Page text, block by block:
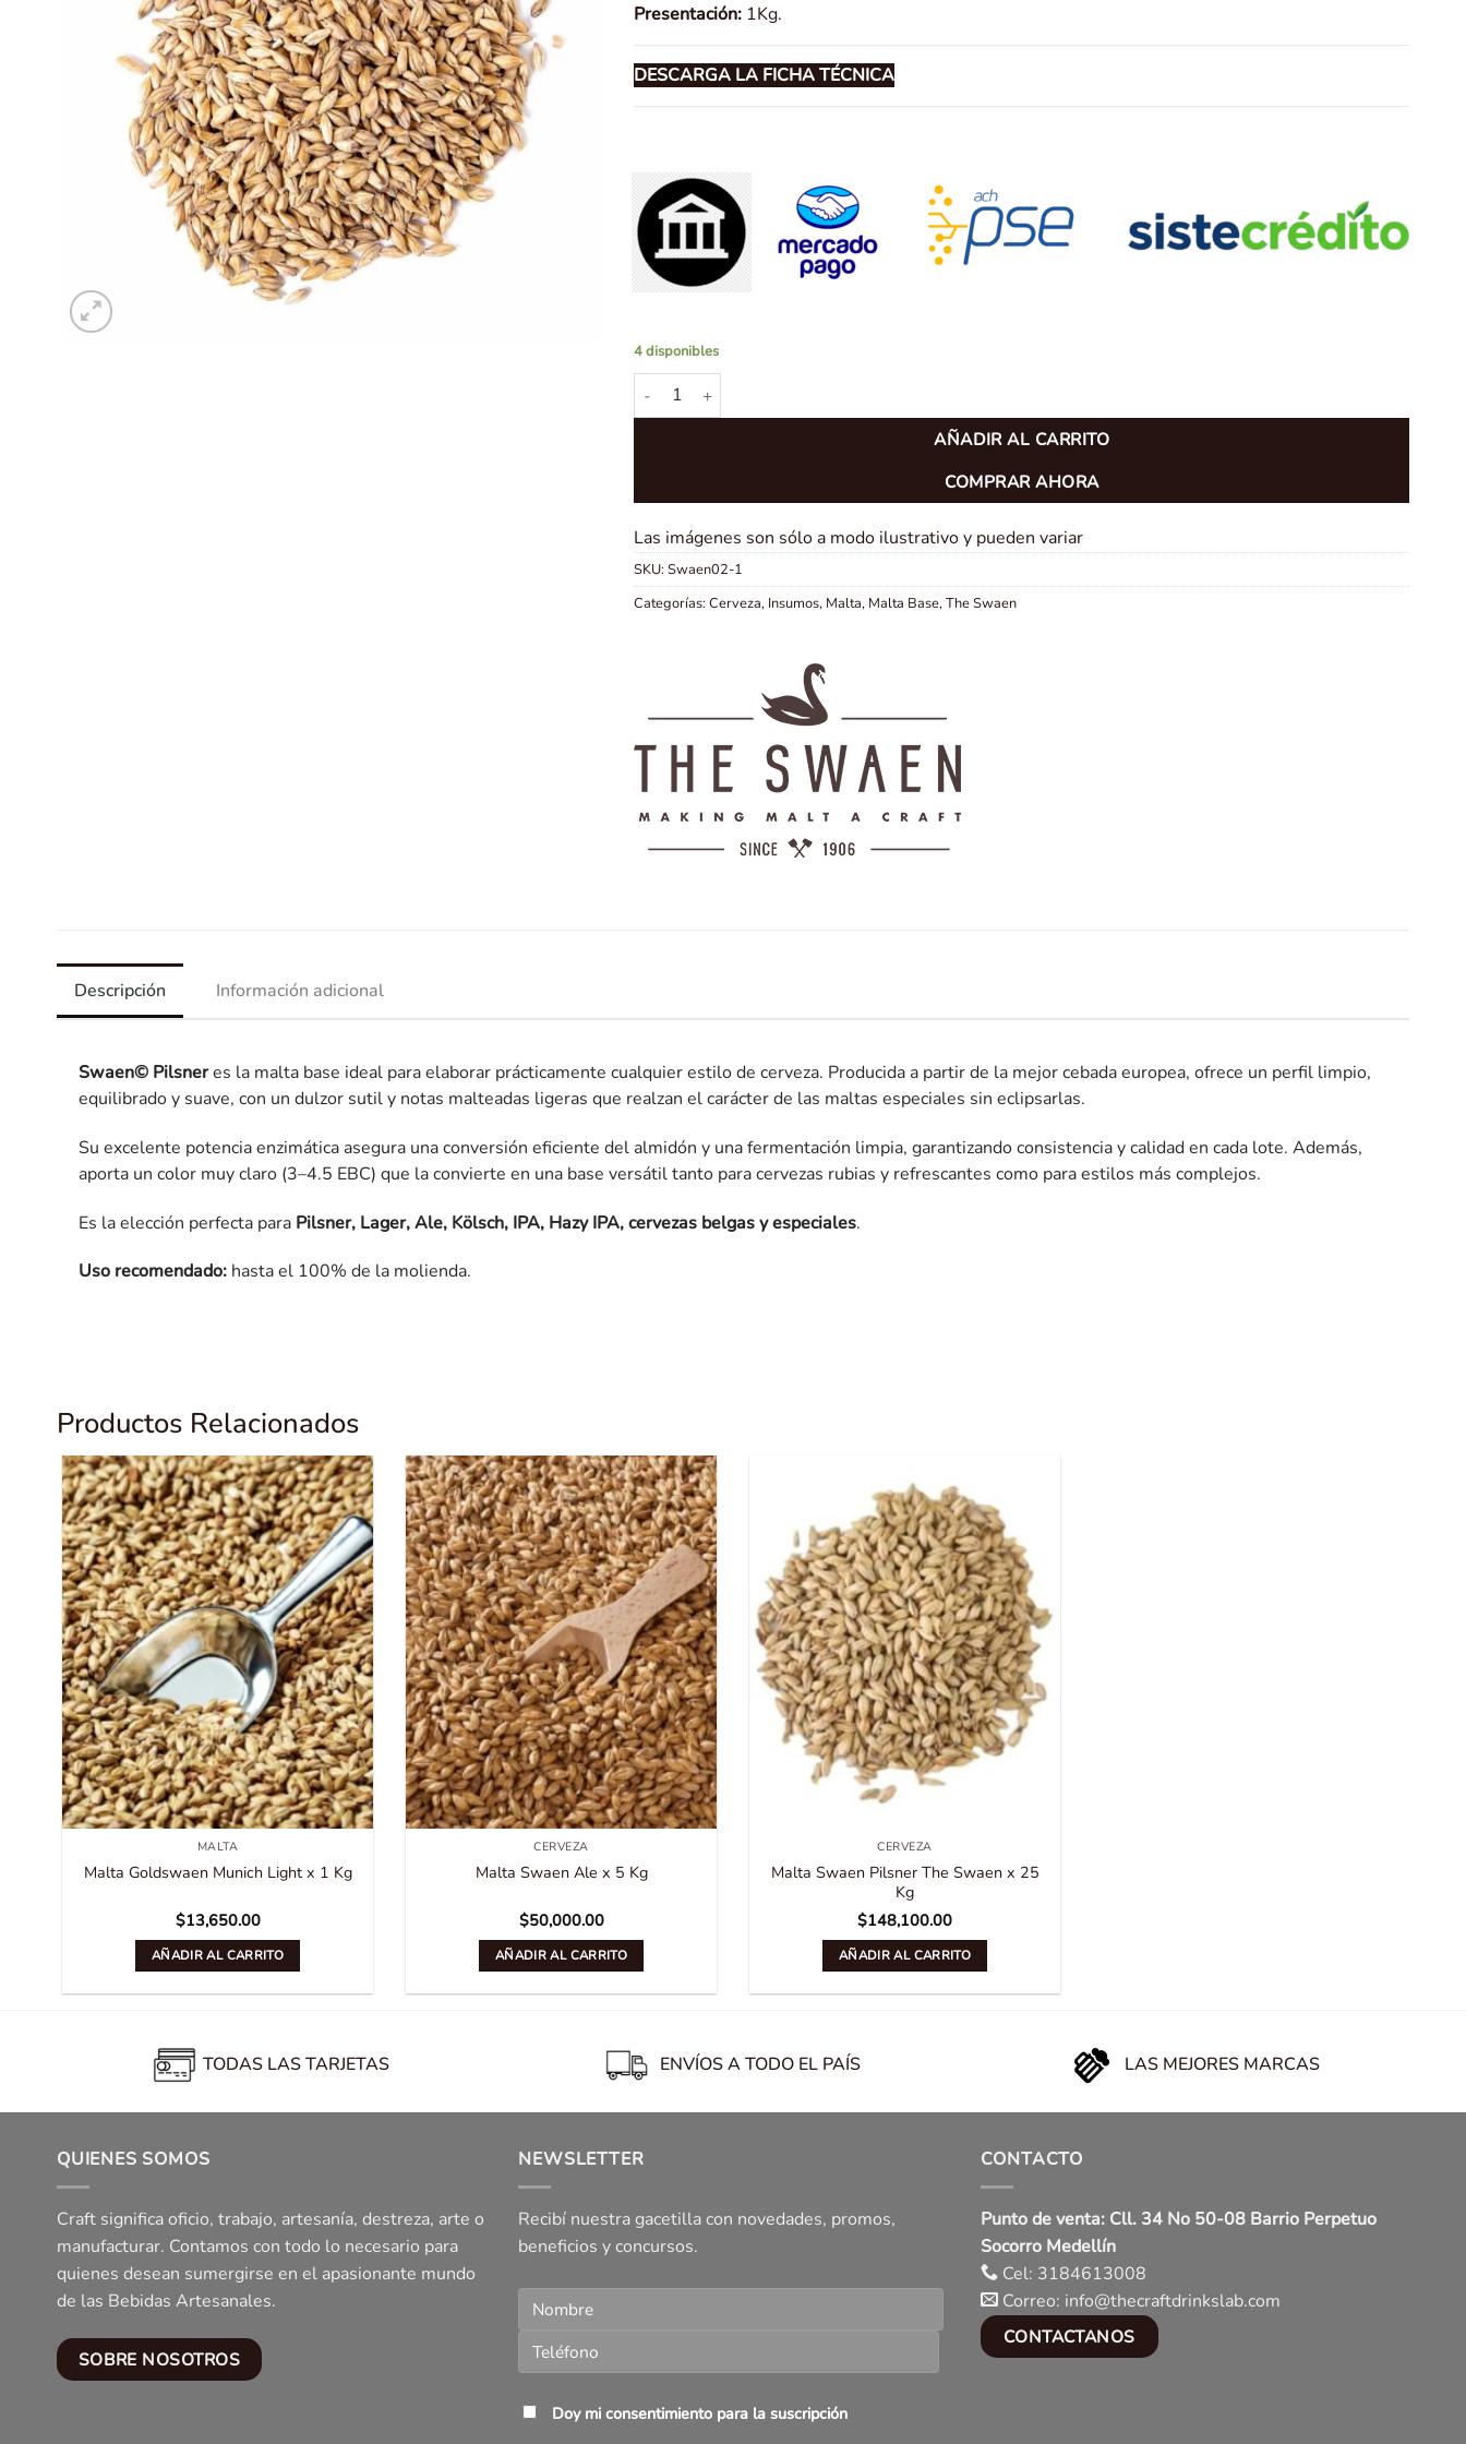
Presentación: 1Kg.
DESCARGA LA FICHA TÉCNICA
4 disponibles
Malta Pilsen The Swaen x 1 Kg cantidad
AÑADIR AL CARRITO
COMPRAR AHORA
Las imágenes son sólo a modo ilustrativo y pueden variar
SKU:Swaen02-1
Categorías:Cerveza, Insumos, Malta, Malta Base,The Swaen
Descripción Información adicional
Swaen© Pilsneres la malta base ideal para elaborar prácticamente cualquier estilo de cerveza. Producida a partir de la mejor cebada europea, ofrece un perfil limpio,
equilibrado y suave, con un dulzor sutil y notas malteadas ligeras que realzan el carácter de las maltas especiales sin eclipsarlas.
Su excelente potencia enzimática asegura una conversión eficiente del almidón y una fermentación limpia, garantizando consistencia y calidad en cada lote. Además,
aporta un color muy claro (3–4.5 EBC) que la convierte en una base versátil tanto para cervezas rubias y refrescantes como para estilos más complejos.
Es la elección perfecta para Pilsner, Lager, Ale, Kölsch, IPA, Hazy IPA, cervezas belgas y especiales.
Uso recomendado: hasta el 100% de la molienda.
Productos Relacionados
MALTA
Malta Goldswaen Munich Light x 1 Kg
$13,650.00
AÑADIR AL CARRITO
CERVEZA
Malta Swaen Ale x 5 Kg
$50,000.00
AÑADIR AL CARRITO
CERVEZA
Malta Swaen Pilsner The Swaen x 25
Kg
$148,100.00
AÑADIR AL CARRITO
TODAS LAS TARJETAS ENVÍOS A TODO EL PAÍS LAS MEJORES MARCAS
QUIENES SOMOS
Craft significa oficio, trabajo, artesanía, destreza, arte o
manufacturar. Contamos con todo lo necesario para
quienes desean sumergirse en el apasionante mundo
de las Bebidas Artesanales.
SOBRE NOSOTROS
NEWSLETTER
Recibí nuestra gacetilla con novedades, promos,
beneficios y concursos.
Doy mi consentimiento para la suscripción
CONTACTO
Punto de venta: Cll. 34 No 50-08 Barrio Perpetuo
Socorro Medellín
Cel: 3184613008
Correo: info@thecraftdrinkslab.com
CONTACTANOS